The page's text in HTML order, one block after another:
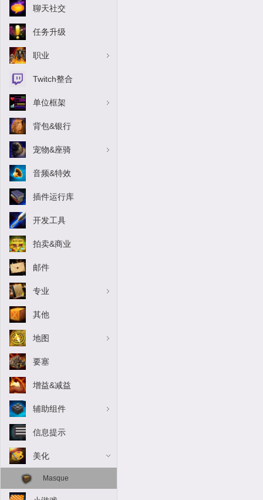
聊天社交
任务升级
职业
Twitch整合
单位框架
背包&银行
宠物&座骑
音频&特效
插件运行库
开发工具
拍卖&商业
邮件
专业
其他
地图
要塞
增益&减益
辅助组件
信息提示
美化
Masque